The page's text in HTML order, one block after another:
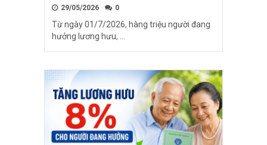
29/05/2026 0
Từ ngày 01/7/2026, hàng triệu người đang
hưởng lương hưu, …